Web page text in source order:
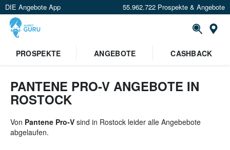
DIE Angebote App 55.962.722 Prospekte & Angebote
PROSPEKTE ANGEBOTE CASHBACK
PANTENE PRO-V ANGEBOTE IN
ROSTOCK
Von Pantene Pro-V sind in Rostock leider alle Angebebote
abgelaufen.